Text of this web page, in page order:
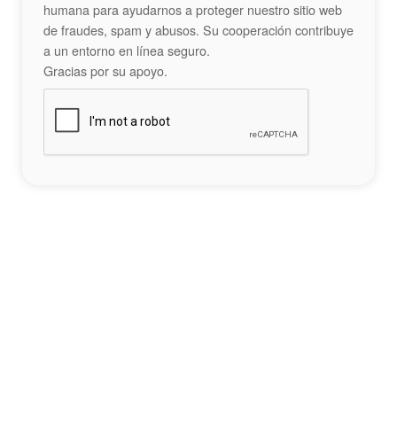
humana para ayudarnos a proteger nuestro sitio web
de fraudes, spam y abusos. Su cooperación contribuye
a un entorno en línea seguro.
Gracias por su apoyo.